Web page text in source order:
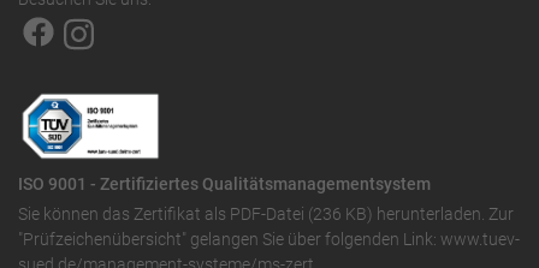
ISO 9001 - Zertifiziertes Qualitätsmanagementsystem
Sie können das Zertifikat als PDF-Datei (236 KB) herunterladen. Zur
"Prüfzeichenübersicht" gelangen Sie über folgenden Link: www.tuev-